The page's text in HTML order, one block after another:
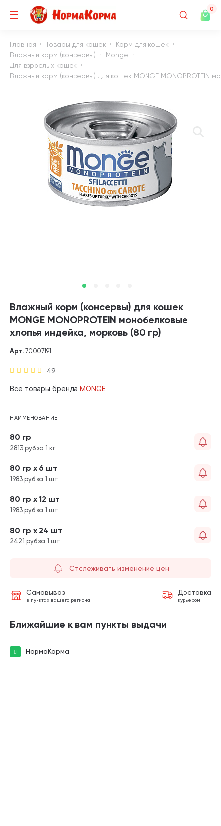
0
Главная Товары для кошек
Корм для кошек
Влажный корм (консервы)
Monge
Для взрослых кошек
Влажный корм (консервы) для кошек MONGE MONOPROTEIN
Влажный корм (консервы) для кошек
MONGE MONOPROTEIN монобелковые
хлопья индейка, морковь (80 гр)
49
Арт. 70007191
Все товары бренда MONGE
НАИМЕНОВАНИЕ
80 гр
2813 руб за 1 кг
80 гр х 6 шт
1983 руб за 1 шт
80 гр х 12 шт
1983 руб за 1 шт
80 гр х 24 шт
2421 руб за 1 шт
Отслеживать изменение цен
Самовывоз
в пунктах вашего региона
Доставка
курьером
Ближайшие к вам пункты выдачи
НормаКорма